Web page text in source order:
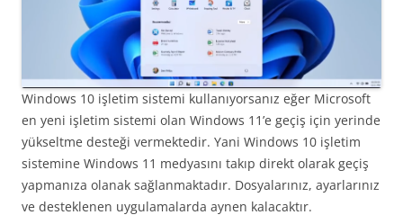
Windows 10 işletim sistemi kullanıyorsanız eğer Microsoft
en yeni işletim sistemi olan Windows 11’e geçiş için yerinde
yükseltme desteği vermektedir. Yani Windows 10 işletim
sistemine Windows 11 medyasını takıp direkt olarak geçiş
yapmanıza olanak sağlanmaktadır. Dosyalarınız, ayarlarınız
ve desteklenen uygulamalarda aynen kalacaktır.